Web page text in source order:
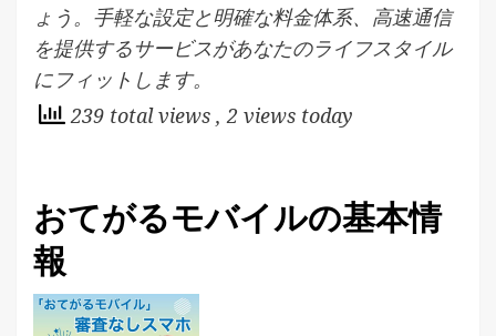
ょう。手軽な設定と明確な料金体系、高速通信
を提供するサービスがあなたのライフスタイル
にフィットします。
239 total views , 2 views today
おてがるモバイルの基本情
報